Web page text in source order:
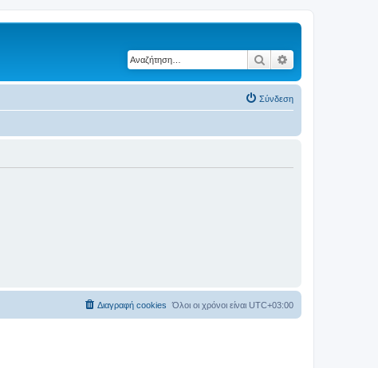
Αναζήτηση
Σύνδεση
Όλοι οι χρόνοι είναι UTC+03:00
Διαγραφή cookies